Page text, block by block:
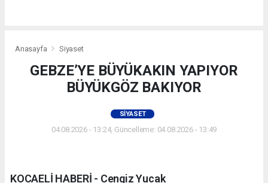
Anasayfa Siyaset
GEBZE’YE BÜYÜKAKIN YAPIYOR
BÜYÜKGÖZ BAKIYOR
SIYASET
04.08.2026 - 13:24, Güncelleme: 04.08.2026 - 13:49
KOCAELİ HABERİ - Cengiz Yucak